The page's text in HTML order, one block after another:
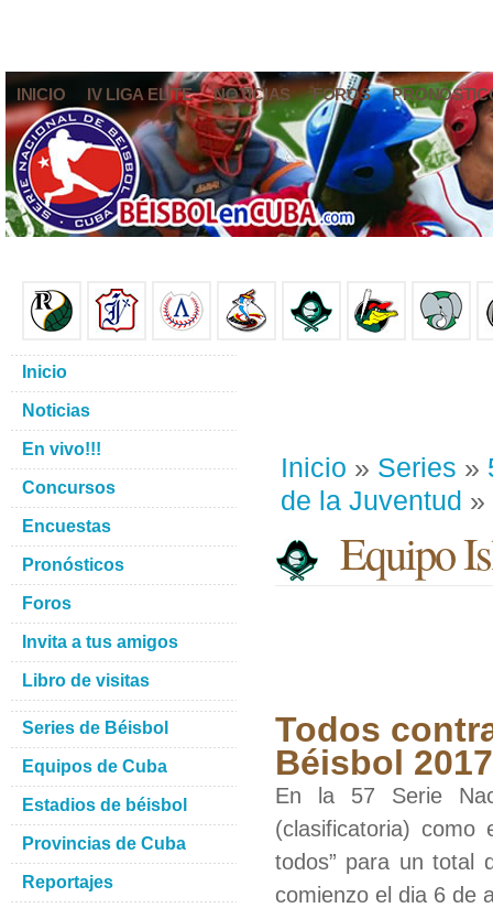
INICIO IV LIGA ELITE NOTICIAS FOROS
Inicio » Series »
de la Juventud »
Equipo
Todos
Béisbol
En la 57 Serie
(clasificatoria) como
todos” para un total
comienzo el dia 6 de
Inicio
Noticias
En vivo!!!
Concursos
Encuestas
Pronósticos
Foros
Invita a tus amigos
Libro de visitas
Series de Béisbol
Equipos de Cuba
Estadios de béisbol
Provincias de Cuba
Reportajes